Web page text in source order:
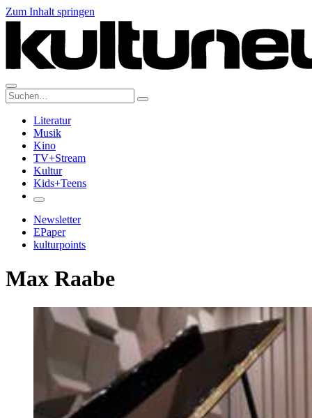
Zum Inhalt springen
Suche:
Literatur
Musik
Kino
TV+Stream
Kultur
Kids+Teens
Newsletter
EPaper
kulturpoints
Max Raabe